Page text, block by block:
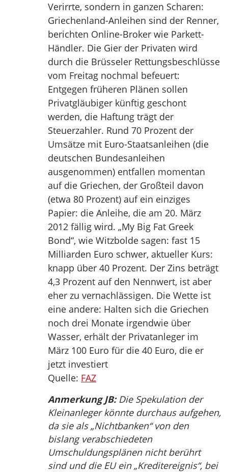
Verirrte, sondern in ganzen Scharen:
Griechenland-Anleihen sind der Renner,
berichten Online-Broker wie Parkett-
Händler. Die Gier der Privaten wird
durch die Brüsseler Rettungsbeschlüsse
vom Freitag nochmal befeuert:
Entgegen früheren Plänen sollen
Privatgläubiger künftig geschont
werden, die Haftung trägt der
Steuerzahler. Rund 70 Prozent der
Umsätze mit Euro-Staatsanleihen (die
deutschen Bundesanleihen
ausgenommen) entfallen momentan
auf die Griechen, der Großteil davon
(etwa 80 Prozent) auf ein einziges
Papier: die Anleihe, die am 20. März
2012 fällig wird. „My Big Fat Greek
Bond“, wie Witzbolde sagen: fast 15
Milliarden Euro schwer, aktueller Kurs:
knapp über 40 Prozent. Der Zins beträgt
4,3 Prozent auf den Nennwert, ist aber
eher zu vernachlässigen. Die Wette ist
eine andere: Halten sich die Griechen
noch drei Monate irgendwie über
Wasser, erhält der Privatanleger im
März 100 Euro für die 40 Euro, die er
jetzt investiert
Quelle: FAZ
Anmerkung JB:Die Spekulation der
Kleinanleger könnte durchaus aufgehen,
da sie als „Nichtbanken“ von den
bislang verabschiedeten
Umschuldungsplänen nicht berührt
sind und die EU ein „Kreditereignis“, bei